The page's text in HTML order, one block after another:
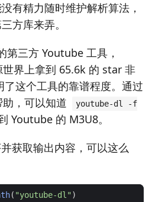
有精力随时维护解析算法，
方库来弄。
三方 Youtube 工具，
世界上拿到 65.6k 的 star 非
这个工具的靠谱程度。通过
助，可以知道
youtube-dl -f
Youtube 的 M3U8。
获取输出内容，可以这么
( "youtube-dl")